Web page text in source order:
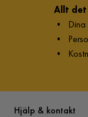
Allt
•
•
•
Hjälp & kontakt